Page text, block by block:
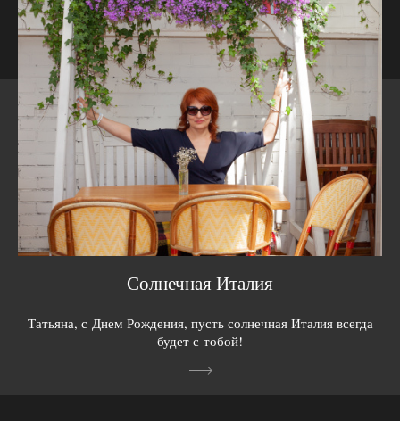
Солнечная Италия
Татьяна, с Днем Рождения, пусть солнечная Италия всегда
будет с тобой!